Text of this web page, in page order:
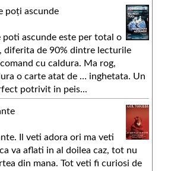
poți ascunde
ascunde este per total o
diferita de 90% dintre lecturile
cu caldura. Ma rog,
o carte atat de … inghetata. Un
potrivit in peis...
Il veti adora ori ma veti
va aflati in al doilea caz, tot nu
din mana. Tot veti fi curiosi de